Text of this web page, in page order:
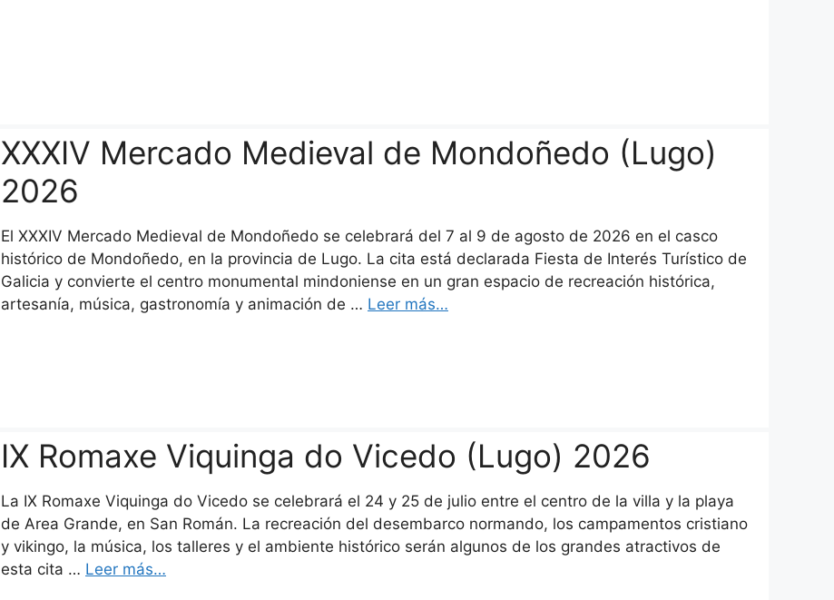
XXXIV Mercado Medieval de Mondoñedo (Lugo)
2026
El XXXIV Mercado Medieval de Mondoñedo se celebrará del 7 al 9 de agosto de 2026 en el casco
histórico de Mondoñedo, en la provincia de Lugo. La cita está declarada Fiesta de Interés Turístico de
Galicia y convierte el centro monumental mindoniense en un gran espacio de recreación histórica,
artesanía, música, gastronomía y animación de … Leer más…
IX Romaxe Viquinga do Vicedo (Lugo) 2026
La IX Romaxe Viquinga do Vicedo se celebrará el 24 y 25 de julio entre el centro de la villa y la playa
de Area Grande, en San Román. La recreación del desembarco normando, los campamentos cristiano
y vikingo, la música, los talleres y el ambiente histórico serán algunos de los grandes atractivos de
esta cita … Leer más…